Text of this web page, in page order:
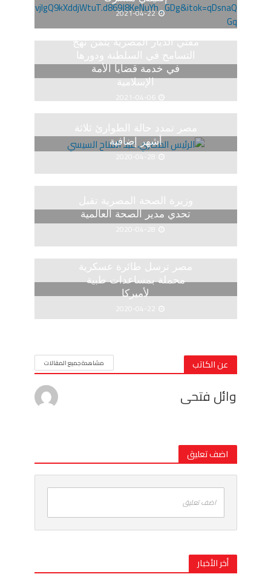
2021-04-22
مفتي الديار المصرية يثمّن نهج
التسامح في السلطنة ودورها
في خدمة قضايا الأمة
الإسلامية
2021-04-06
مصر تمدد حالة الطوارئ ثلاثة
أشهر إضافية
2020-04-28
وزيرة الصحة المصرية تقبل
تحدي مدير الصحة العالمية
2020-04-28
مصر ترسل طائرة عسكرية
محملة بمساعدات طبية
لأميركا
2020-04-22
عن الكاتب مشاهدة جميع المقالات
وائل فتحى
اضف تعليق
اضف تعليق
أخر الأخبار